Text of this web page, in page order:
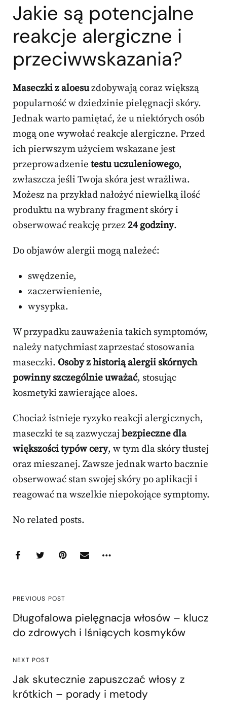
Jakie są potencjalne
reakcje alergiczne i
przeciwwskazania?
Maseczki z aloesuzdobywają coraz większą
popularność w dziedzinie pielęgnacji skóry.
Jednak warto pamiętać, że u niektórych osób
mogą one wywołać reakcje alergiczne. Przed
ich pierwszym użyciem wskazane jest
przeprowadzenie testu uczuleniowego,
zwłaszcza jeśli Twoja skóra jest wrażliwa.
Możesz na przykład nałożyć niewielką ilość
produktu na wybrany fragment skóry i
obserwować reakcję przez 24 godziny.
Do objawów alergii mogą należeć:
swędzenie,
zaczerwienienie,
wysypka.
W przypadku zauważenia takich symptomów,
należy natychmiast zaprzestać stosowania
maseczki. Osoby z historią alergii skórnych
powinny szczególnie uważać, stosując
kosmetyki zawierające aloes.
Chociaż istnieje ryzyko reakcji alergicznych,
maseczki te są zazwyczajbezpieczne dla
większości typów cery, w tym dla skóry tłustej
oraz mieszanej. Zawsze jednak warto bacznie
obserwować stan swojej skóry po aplikacji i
reagować na wszelkie niepokojące symptomy.
No related posts.
PREVIOUS POST
Długofalowa pielęgnacja włosów – klucz
do zdrowych i lśniących kosmyków
NEXT POST
Jak skutecznie zapuszczać włosy z
krótkich – porady i metody